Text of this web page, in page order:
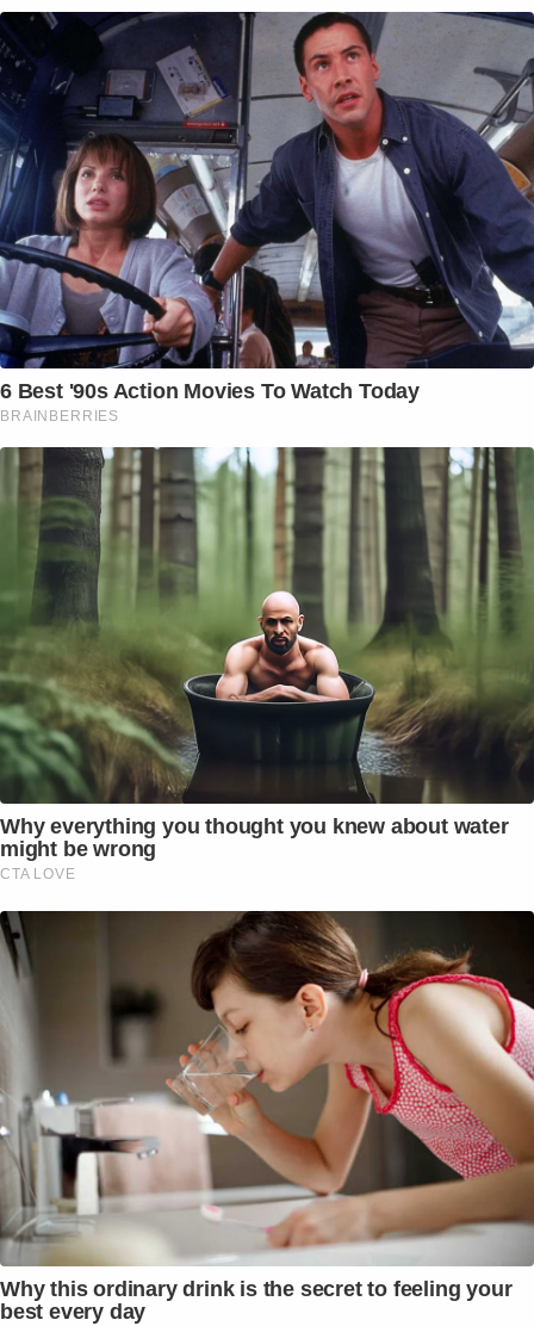
6 Best '90s Action Movies To Watch Today
BRAINBERRIES
Why everything you thought you knew about water
might be wrong
CTA LOVE
Why this ordinary drink is the secret to feeling your
best every day